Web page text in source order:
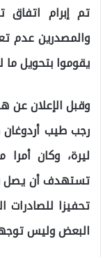
تم إبرام اتفاق
والمصدرين عدم
يقوموا بتحويل
وقبل الإعلان عن
ليرة، وكان
تحفيزا
البعض وليس